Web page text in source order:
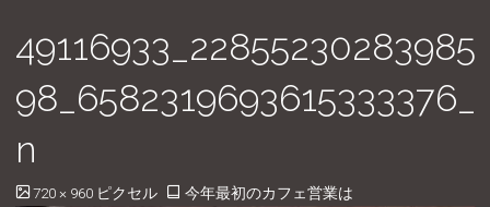
49116933_22855230283985
98_6582319693615333376_
n
フ 720 × 960 ピクセル 今年最初のカフェ営業は